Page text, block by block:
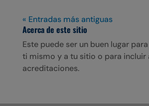
e
b
o
o
k
t
e
r
l
s
A
p
p
« Entradas más antiguas
Acerca de este sitio
Este puede ser un buen lugar
ti mismo y a tu sitio o para incluir
acreditaciones.